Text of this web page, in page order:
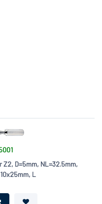
D=5mm, NL=32.5mm,
L